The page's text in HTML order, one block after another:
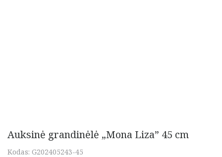
Auksinė grandinėlė „Mona Liza” 45 cm
Kodas: G202405243-45